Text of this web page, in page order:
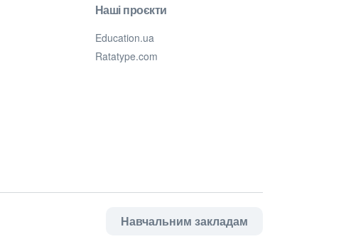
Наші проєкти
Education.ua
Ratatype.com
Навчальним закладам